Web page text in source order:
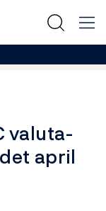
valuta-
april